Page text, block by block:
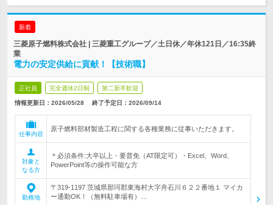
新着
三菱原子燃料株式会社 | 三菱重工グループ／土日休／年休121日／16:35終
業
電力の安定供給に貢献！【技術職】
正社員 完全週休2日制 第二新卒歓迎
情報更新日：2026/05/28 終了予定日： 2026/09/14
仕事内容
原子燃料部材製造工程に関する各種業務に従事いただきます。
対象と
なる方
＊必須条件:大卒以上・要普免（AT限定可）・Excel、Word、
PowerPoint等の操作可能な方
勤務地
〒319-1197 茨城県那珂郡東海村大字舟石川６２２番地１ マイカ
ー通勤OK！（無料駐車場有）…